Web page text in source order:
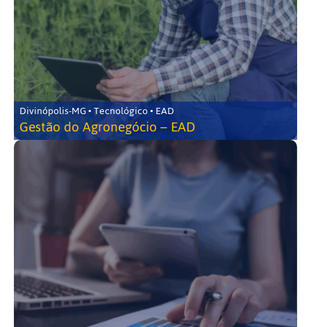
Divinópolis-MG • Tecnológico • EAD
Gestão do Agronegócio – EAD